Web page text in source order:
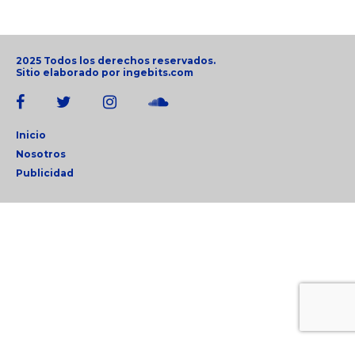
2025 Todos los derechos reservados.
Sitio elaborado por ingebits.com
Inicio
Nosotros
Publicidad